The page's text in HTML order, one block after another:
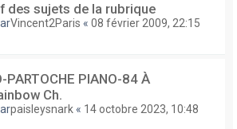
des sujets de la rubrique
Vincent2Paris « 08 février 2009, 22:15
PIANO-84 À
Ch.
paisleysnark « 14 octobre 2023, 10:48